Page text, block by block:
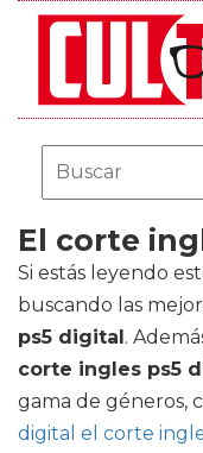
El corte
Si estás leyendo
buscando las
ps5 digital.
corte ingles ps5
gama de géneros,
digital el corte